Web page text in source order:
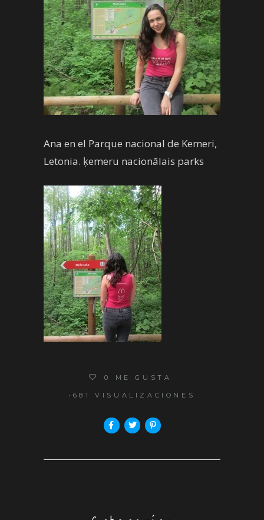
Ana en el Parque nacional de Kemeri,
Letonia. ķemeru nacionālais parks
0 ME GUSTA
681 VISUALIZACIONES